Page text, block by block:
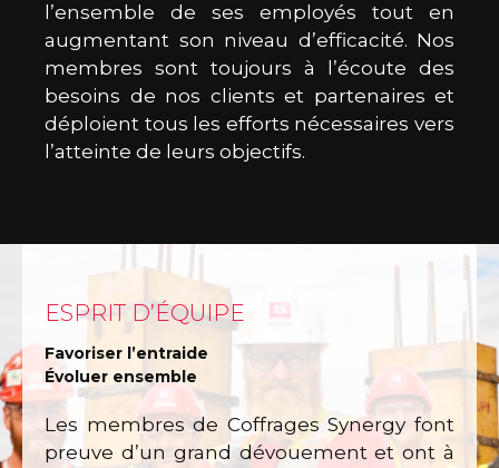
l’ensemble de ses employés tout en
augmentant son niveau d’efficacité. Nos
membres sont toujours à l’écoute des
besoins de nos clients et partenaires et
déploient tous les efforts nécessaires vers
l’atteinte de leurs objectifs.
ESPRIT D’ÉQUIPE
Favoriser l’entraide
Évoluer ensemble
Les membres de Coffrages Synergy font
preuve d’un grand dévouement et ont à